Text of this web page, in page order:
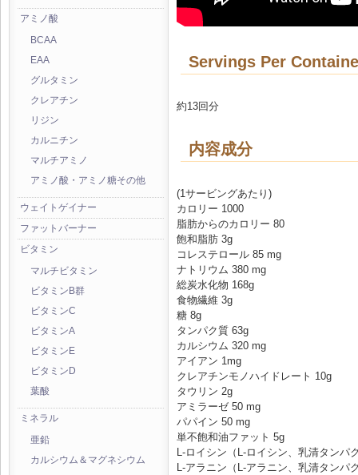
アミノ酸
BCAA
EAA
グルタミン
クレアチン
リジン
カルニチン
マルチアミノ
アミノ酸・アミノ糖その他
ウェイトゲイナー
ファットバーナー
ビタミン
マルチビタミン
ビタミンB群
ビタミンC
ビタミンA
ビタミンE
ビタミンD
葉酸
ミネラル
亜鉛
カルシウム＆マグネシウム
Servings Per
約13回分
内容成分
(1サービングあたり)
カロリー 1000
脂肪からのカロリー 80
飽和脂肪 3g
コレステロール 85 mg
ナトリウム 380 mg
総炭水化物 168g
食物繊維 3g
糖 8g
タンパク質 63g
カルシウム 320 mg
アイアン 1mg
クレアチンモノハイドレート 10g
タウリン 2g
アミラーゼ 50 mg
パパイン 50 mg
単不飽和油ファット 5g
L-ロイシン（L-ロイシン、乳清タンパ
L-アラニン（L-アラニン、乳清タンパ